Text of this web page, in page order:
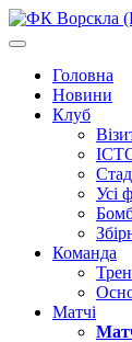
Головна
Новини
Клуб
Усі
Команда
Матчі